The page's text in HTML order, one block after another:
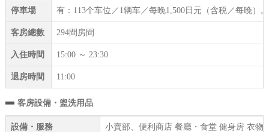
停車場 有：113个车位／1辆车／每晚1,500日元（含税／每晚
客房總數 294間房間
入住時間 15:00 ～ 23:30
退房時間 11:00
客房設備・盥洗用品
設備・服務 小賣部、便利商店 餐廳・食堂 健身房 衣物